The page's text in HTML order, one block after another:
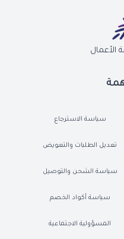
سياسة الاسترجاع
تعديل الطلبات والتعويض
سياسة الشحن والتوصيل
سياسة أكواد الخصم
المسؤولية الاجتماعية
الأعمال